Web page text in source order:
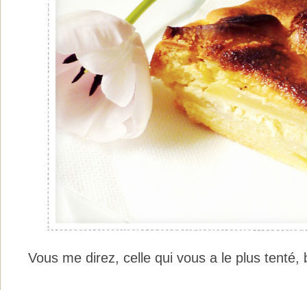
Vous me direz, celle qui vous a le plus tenté,